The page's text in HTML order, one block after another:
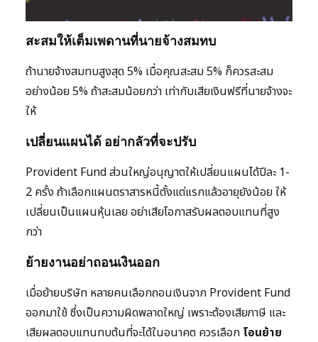
สะสมให้เต็มเพดานที่นายจ้างสมทบ
ถ้านายจ้างสมทบสูงสุด 5% เมื่อคุณสะสม 5% ก็ควรสะสม
อย่างน้อย 5% ถ้าสะสมน้อยกว่า เท่ากับเสียเงินฟรีที่นายจ้างจะ
ให้
เปลี่ยนแผนได้ อย่ากลัวที่จะปรับ
Provident Fund ส่วนใหญ่อนุญาตให้เปลี่ยนแผนได้ปีละ 1-
2 ครั้ง ถ้าเลือกแผนตราสารหนี้ตั้งแต่แรกแล้วอายุยังน้อย ให้
เปลี่ยนเป็นแผนหุ้นเลย อย่าเสียโอกาสรับผลตอบแทนที่สูง
กว่า
ย้ายงานอย่าถอนเงินออก
เมื่อย้ายบริษัท หลายคนเลือกถอนเงินจาก Provident Fund
ออกมาใช้ ซึ่งเป็นความผิดพลาดใหญ่ เพราะต้องเสียภาษี และ
เสียผลตอบแทนทบต้นที่จะได้ในอนาคต ควรเลือก โอนย้าย